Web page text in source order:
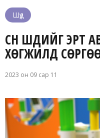
Шүд
СҮҮН ШҮДИЙГ ЭРТ
ХӨГЖИЛД
2023 он 09 сар 11